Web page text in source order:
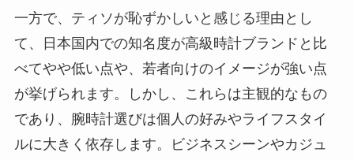
一方で、ティソが恥ずかしいと感じる理由とし
て、日本国内での知名度が高級時計ブランドと比
べてやや低い点や、若者向けのイメージが強い点
が挙げられます。しかし、これらは主観的なもの
であり、腕時計選びは個人の好みやライフスタイ
ルに大きく依存します。ビジネスシーンやカジュ